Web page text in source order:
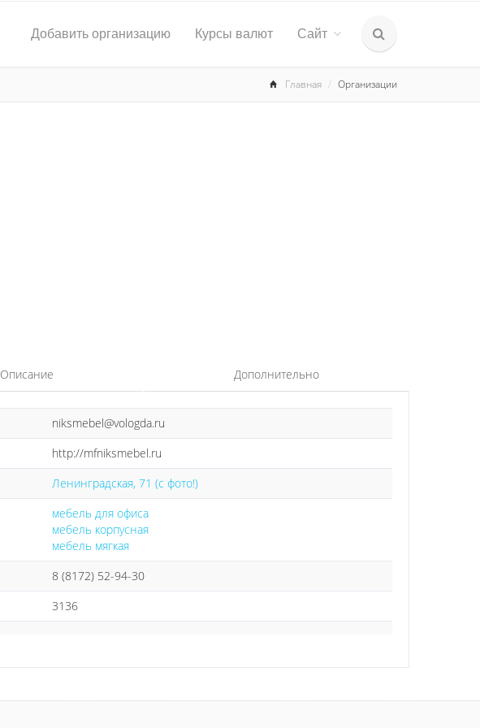
Добавить организацию Курсы валют Сайт
Главная Организации
Описание Дополнительно
niksmebel@vologda.ru
http://mfniksmebel.ru
Ленинградская, 71 (с фото!)
мебель для офиса
мебель корпусная
мебель мягкая
8 (8172) 52-94-30
3136